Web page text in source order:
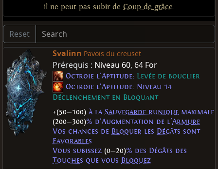
il ne peut pas subir de Coup de grâce.
Reset
Svalinn Pavois du creuset
Prérequis : Niveau 60, 64 For
Octroie l'Aptitude: Levée de bouclier
Octroie l'Aptitude: Niveau 14
Déclenchement en Bloquant
+(50—100) à la Sauvegarde runique maximale
(200—300)% d'Augmentation de l'Armure
Vos chances de Bloquer les Dégâts sont
Favorables
Vous subissez (0—20)% des Dégâts des
Touches que vous Bloquez